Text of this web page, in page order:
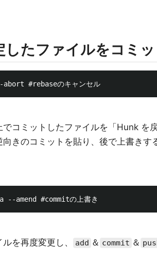
たファイルをコミッ
でコミットしたファイルを「Hunk を
向きのコミットを貼り、後で上書き
を再度変更し、
add ＆ commit ＆